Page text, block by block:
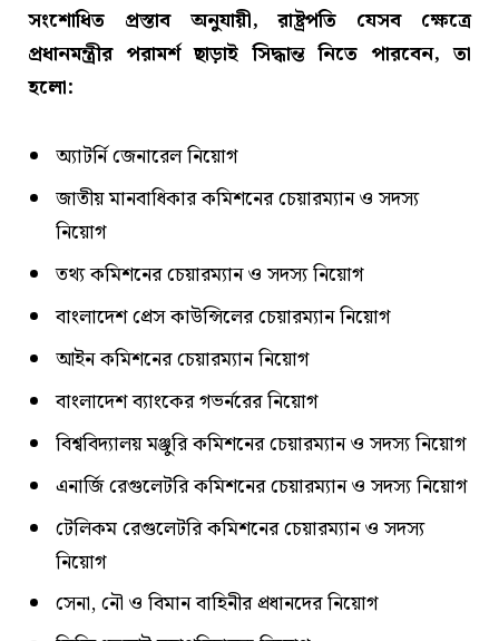
সংশোধিত প্রস্তাব অনুযায়ী, রাষ্ট্রপতি যেসব ক্ষেত্রে
প্রধানমন্ত্রীর পরামর্শ ছাড়াই সিদ্ধান্ত নিতে পারবেন, তা
হলো:
অ্যাটর্নি জেনারেল নিয়োগ
জাতীয় মানবাধিকার কমিশনের চেয়ারম্যান ও সদস্য
নিয়োগ
তথ্য কমিশনের চেয়ারম্যান ও সদস্য নিয়োগ
বাংলাদেশ প্রেস কাউন্সিলের চেয়ারম্যান নিয়োগ
আইন কমিশনের চেয়ারম্যান নিয়োগ
বাংলাদেশ ব্যাংকের গভর্নরের নিয়োগ
বিশ্ববিদ্যালয় মঞ্জুরি কমিশনের চেয়ারম্যান ও সদস্য নিয়োগ
এনার্জি রেগুলেটরি কমিশনের চেয়ারম্যান ও সদস্য নিয়োগ
টেলিকম রেগুলেটরি কমিশনের চেয়ারম্যান ও সদস্য
নিয়োগ
সেনা, নৌ ও বিমান বাহিনীর প্রধানদের নিয়োগ